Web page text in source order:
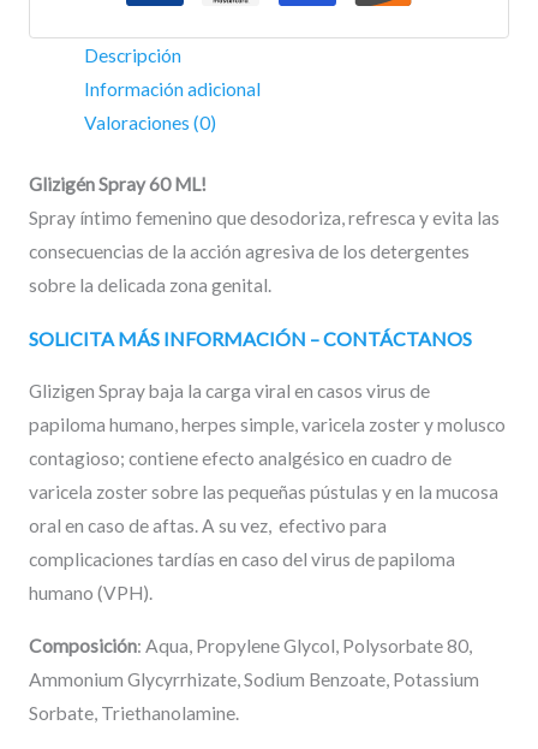
Descripción
Información adicional
Valoraciones (0)
Glizigén Spray 60 ML!
Spray íntimo femenino que desodoriza, refresca y evita las
consecuencias de la acción agresiva de los detergentes
sobre la delicada zona genital.
SOLICITA MÁS INFORMACIÓN – CONTÁCTANOS
Glizigen Spray baja la carga viral en casos virus de
papiloma humano, herpes simple, varicela zoster y molusco
contagioso; contiene efecto analgésico en cuadro de
varicela zoster sobre las pequeñas pústulas y en la mucosa
oral en caso de aftas. A su vez, efectivo para
complicaciones tardías en caso del virus de papiloma
humano (VPH).
Composición: Aqua, Propylene Glycol, Polysorbate 80,
Ammonium Glycyrrhizate, Sodium Benzoate, Potassium
Sorbate, Triethanolamine.